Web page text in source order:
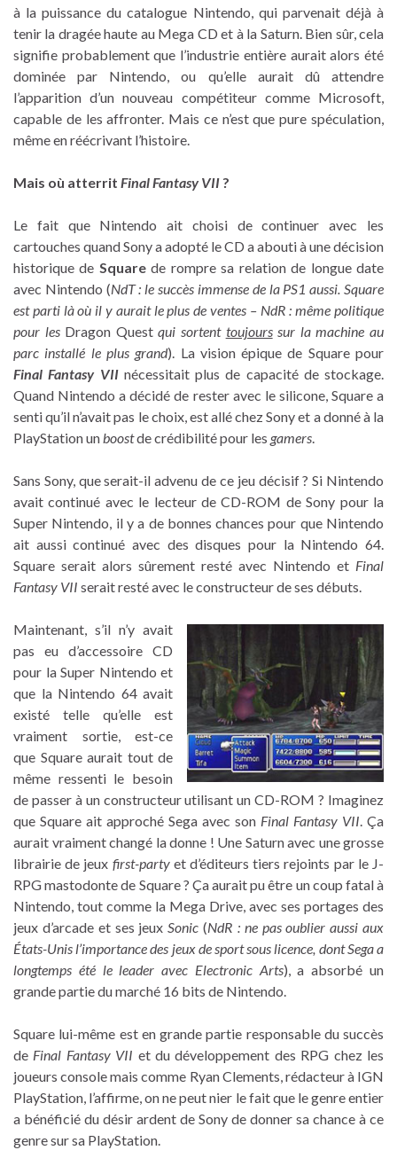
à la puissance du catalogue Nintendo, qui parvenait déjà à
tenir la dragée haute au Mega CD et à la Saturn. Bien sûr, cela
signifie probablement que l’industrie entière aurait alors été
dominée par Nintendo, ou qu’elle aurait dû attendre
l’apparition d’un nouveau compétiteur comme Microsoft,
capable de les affronter. Mais ce n’est que pure spéculation,
même en réécrivant l’histoire.
Mais où atterrit Final Fantasy VII ?
Le fait que Nintendo ait choisi de continuer avec les
cartouches quand Sony a adopté le CD a abouti à une décision
historique de Squarede rompre sa relation de longue date
avec Nintendo (NdT : le succès immense de la PS1 aussi. Square
est parti là où il y aurait le plus de ventes – NdR : même politique
pour les Dragon Questqui sortent toujourssur la machine au
parc installé le plus grand). La vision épique de Square pour
Final Fantasy VIInécessitait plus de capacité de stockage.
Quand Nintendo a décidé de rester avec le silicone, Square a
senti qu’il n’avait pas le choix, est allé chez Sony et a donné à la
PlayStation unboostde crédibilité pour les gamers.
Sans Sony, que serait-il advenu de ce jeu décisif ? Si Nintendo
avait continué avec le lecteur de CD-ROM de Sony pour la
Super Nintendo, il y a de bonnes chances pour que Nintendo
ait aussi continué avec des disques pour la Nintendo 64.
Square serait alors sûrement resté avec Nintendo et Final
Fantasy VII serait resté avec le constructeur de ses débuts.
Maintenant, s’il n’y avait
pas eu d’accessoire CD
pour la Super Nintendo et
que la Nintendo 64 avait
existé telle qu’elle est
vraiment sortie, est-ce
que Square aurait tout de
même ressenti le besoin
de passer à un constructeur utilisant un CD-ROM ? Imaginez
que Square ait approché Sega avec son Final Fantasy VII. Ça
aurait vraiment changé la donne ! Une Saturn avec une grosse
librairie de jeux first-partyet d’éditeurs tiers rejoints par le J-
RPG mastodonte de Square ? Ça aurait pu être un coup fatal à
Nintendo, tout comme la Mega Drive, avec ses portages des
jeux d’arcade et ses jeuxSonic (NdR : ne pas oublier aussi aux
États-Unis l’importance des jeux de sport sous licence, dont Sega a
longtemps été le leader avec Electronic Arts), a absorbé un
grande partie du marché 16 bits de Nintendo.
Square lui-même est en grande partie responsable du succès
de Final Fantasy VII et du développement des RPG chez les
joueurs console mais comme Ryan Clements, rédacteur à IGN
PlayStation, l’affirme, on ne peut nier le fait que le genre entier
a bénéficié du désir ardent de Sony de donner sa chance à ce
genre sur sa PlayStation.